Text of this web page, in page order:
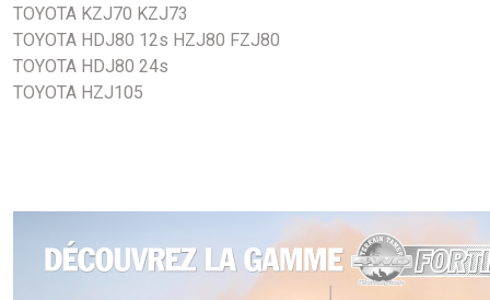
TOYOTA KZJ70 KZJ73
TOYOTA HDJ80 12s HZJ80 FZJ80
TOYOTA HDJ80 24s
TOYOTA HZJ105